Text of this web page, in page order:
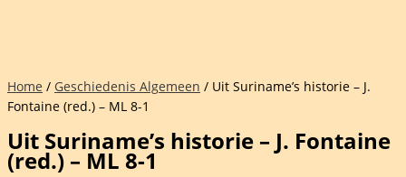
Home / Geschiedenis Algemeen / Uit Suriname’s historie – J.
Fontaine (red.) – ML 8-1
Uit Suriname’s historie – J. Fontaine
(red.) – ML 8-1